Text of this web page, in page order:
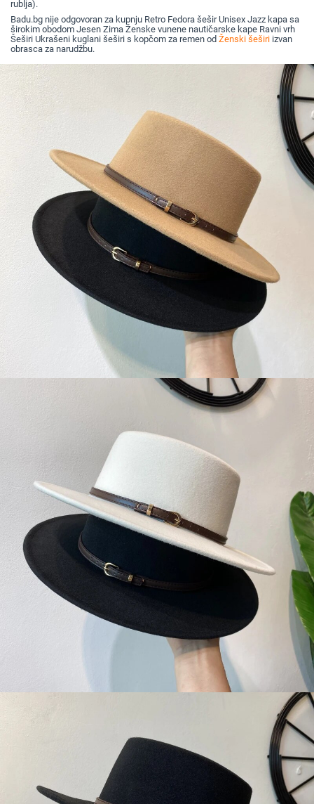
rublja).
Badu.bg nije odgovoran za kupnju Retro Fedora šešir Unisex Jazz kapa sa
širokim obodom Jesen Zima Ženske vunene nautičarske kape Ravni vrh
Šeširi Ukrašeni kuglani šeširi s kopčom za remen od Ženski šeširi izvan
obrasca za narudžbu.